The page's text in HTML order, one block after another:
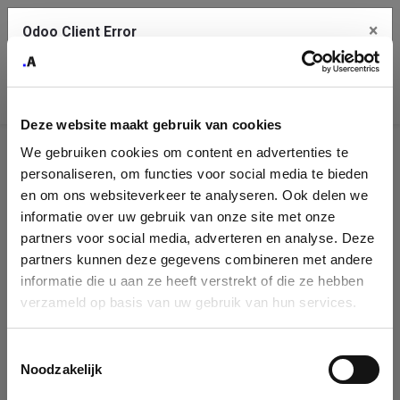
Deze website maakt gebruik van cookies
We gebruiken cookies om content en advertenties te
personaliseren, om functies voor social media te bieden
en om ons websiteverkeer te analyseren. Ook delen we
informatie over uw gebruik van onze site met onze
partners voor social media, adverteren en analyse. Deze
partners kunnen deze gegevens combineren met andere
informatie die u aan ze heeft verstrekt of die ze hebben
verzameld op basis van uw gebruik van hun services.
Noodzakelijk
Company
Identification
Please fill in your company details
You can search a company in our database by name, VAT or
enterprise ID. When a company is selected it will auto-complete the
form. If you don't find your company in our database, you can create
Odoo Client Error ×
service.
See details
Ok